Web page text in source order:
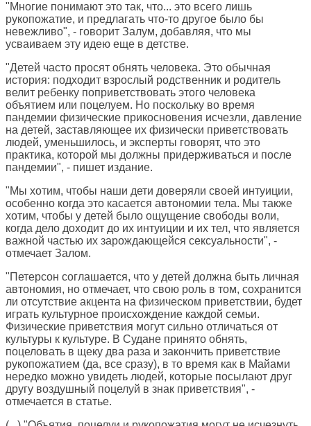
"Многие понимают это так, что... это всего лишь
рукопожатие, и предлагать что-то другое было бы
невежливо", - говорит Залум, добавляя, что мы
усваиваем эту идею еще в детстве.
"Детей часто просят обнять человека. Это обычная
история: подходит взрослый родственник и родитель
велит ребенку поприветствовать этого человека
объятием или поцелуем. Но поскольку во время
пандемии физические прикосновения исчезли, давление
на детей, заставляющее их физически приветствовать
людей, уменьшилось, и эксперты говорят, что это
практика, которой мы должны придерживаться и после
пандемии", - пишет издание.
"Мы хотим, чтобы наши дети доверяли своей интуиции,
особенно когда это касается автономии тела. Мы также
хотим, чтобы у детей было ощущение свободы воли,
когда дело доходит до их интуиции и их тел, что является
важной частью их зарождающейся сексуальности", -
отмечает Залом.
"Петерсон соглашается, что у детей должна быть личная
автономия, но отмечает, что свою роль в том, сохранится
ли отсутствие акцента на физическом приветствии, будет
играть культурное происхождение каждой семьи.
Физические приветствия могут сильно отличаться от
культуры к культуре. В Судане принято обнять,
поцеловать в щеку два раза и закончить приветствие
рукопожатием (да, все сразу), в то время как в Майами
нередко можно увидеть людей, которые посылают друг
другу воздушный поцелуй в знак приветствия", -
отмечается в статье.